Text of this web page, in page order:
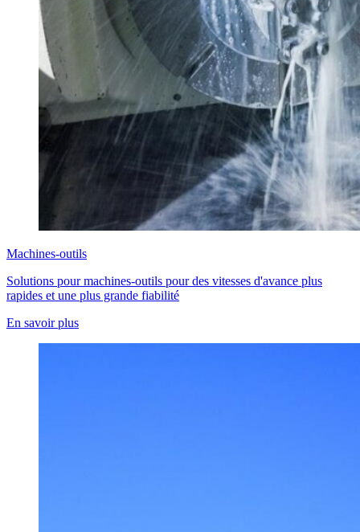
Machines-outils
Solutions pour machines-outils pour des vitesses d'avance plus
rapides et une plus grande fiabilité
En savoir plus